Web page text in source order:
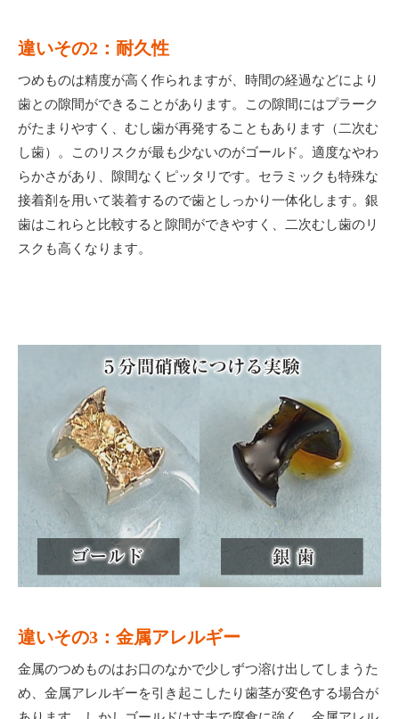
違いその2：耐久性
つめものは精度が高く作られますが、時間の経過などにより
歯との隙間ができることがあります。この隙間にはプラーク
がたまりやすく、むし歯が再発することもあります（二次む
し歯）。このリスクが最も少ないのがゴールド。適度なやわ
らかさがあり、隙間なくピッタリです。セラミックも特殊な
接着剤を用いて装着するので歯としっかり一体化します。銀
歯はこれらと比較すると隙間ができやすく、二次むし歯のリ
スクも高くなります。
違いその3：金属アレルギー
金属のつめものはお口のなかで少しずつ溶け出してしまうた
め、金属アレルギーを引き起こしたり歯茎が変色する場合が